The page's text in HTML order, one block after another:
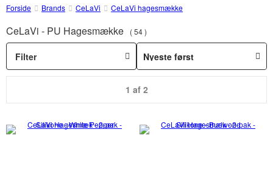
Forside Brands CeLaVi CeLaVi hagesmække
CeLaVi - PU Hagesmække 54
Filter
1 af 2